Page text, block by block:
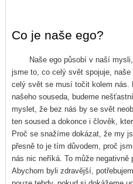
Co je naše ego?
Naše ego působí v naší
jsme to, co celý svět spojuje,
celý svět se musí točit kolem nás.
našeho souseda, budeme
myslet, že bez nás by se svět
ten soused a dokonce i člověk,
Proč se snažíme dokázat, že my
přesně to je tím důvodem, proč
nás nic neříká. To může negativně
Abychom byli zdravější,